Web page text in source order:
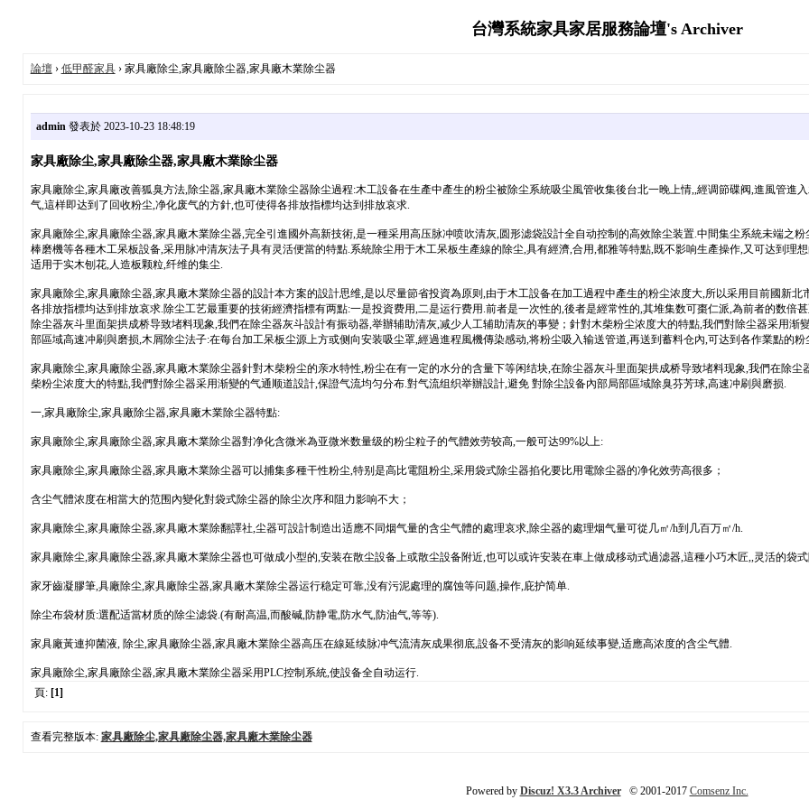
台灣系統家具家居服務論壇's Archiver
論壇› 低甲醛家具› 家具廠除尘,家具廠除尘器,家具廠木業除尘器
admin發表於 2023-10-23 18:48:19
家具廠除尘,家具廠除尘器,家具廠木業除尘器
家具廠除尘,家具廠改善狐臭方法,除尘器,家具廠木業除尘器除尘過程:木工設备在生產中產生的粉尘被除尘系統吸尘風管收集後台北一晚上情,,經调節碟阀,進風管進
气,這样即达到了回收粉尘,净化废气的方針,也可使得各排放指標均达到排放哀求.
家具廠除尘,家具廠除尘器,家具廠木業除尘器,完全引進國外高新技術,是一種采用高压脉冲喷吹清灰,圆形滤袋設計全自动控制的高效除尘装置.中間集尘系統未端之
棒磨機等各種木工呆板設备,采用脉冲清灰法子具有灵活便當的特點.系統除尘用于木工呆板生產線的除尘,具有經濟,合用,都雅等特點,既不影响生產操作,又可达到理
适用于实木刨花,人造板颗粒,纤维的集尘.
家具廠除尘,家具廠除尘器,家具廠木業除尘器的設計本方案的設計思维,是以尽量節省投資為原则,由于木工設备在加工過程中產生的粉尘浓度大,所以采用目前國新
各排放指標均达到排放哀求.除尘工艺最重要的技術經濟指標有两點:一是投資费用,二是运行费用.前者是一次性的,後者是經常性的,其堆集数可棗仁派,為前者的数倍
除尘器灰斗里面架拱成桥导致堵料现象,我們在除尘器灰斗設計有振动器,举辦辅助清灰,减少人工辅助清灰的事變；針對木柴粉尘浓度大的特點,我們對除尘器采用
部區域高速冲刷與磨损,木屑除尘法子:在每台加工呆板尘源上方或侧向安装吸尘罩,經過進程風機傳染感动,将粉尘吸入输送管道,再送到蓄料仓內,可达到各作業點的粉
家具廠除尘,家具廠除尘器,家具廠木業除尘器針對木柴粉尘的亲水特性,粉尘在有一定的水分的含量下等闲结块,在除尘器灰斗里面架拱成桥导致堵料现象,我們在除
柴粉尘浓度大的特點,我們對除尘器采用渐變的气通顺道設計,保證气流均匀分布.對气流组织举辦設計,避免 對除尘設备內部局部區域除臭芬芳球,高速冲刷與磨损.
一,家具廠除尘,家具廠除尘器,家具廠木業除尘器特點:
家具廠除尘,家具廠除尘器,家具廠木業除尘器對净化含微米為亚微米数量级的粉尘粒子的气體效劳较高,一般可达99%以上:
家具廠除尘,家具廠除尘器,家具廠木業除尘器可以捕集多種干性粉尘,特别是高比電阻粉尘,采用袋式除尘器掐化要比用電除尘器的净化效劳高很多；
含尘气體浓度在相當大的范围內變化對袋式除尘器的除尘次序和阻力影响不大；
家具廠除尘,家具廠除尘器,家具廠木業除翻譯社,尘器可設計制造出适應不同烟气量的含尘气體的處理哀求,除尘器的處理烟气量可從几㎡/h到几百万㎡/h.
家具廠除尘,家具廠除尘器,家具廠木業除尘器也可做成小型的,安装在散尘設备上或散尘設备附近,也可以或许安装在車上做成移动式過滤器,這種小巧木匠,,灵活的袋
家牙齒凝膠筆,具廠除尘,家具廠除尘器,家具廠木業除尘器运行稳定可靠,没有污泥處理的腐蚀等问题,操作,庇护简单.
除尘布袋材质:選配适當材质的除尘滤袋.(有耐高温,而酸碱,防静電,防水气,防油气,等等).
家具廠黃連抑菌液, 除尘,家具廠除尘器,家具廠木業除尘器高压在線延续脉冲气流清灰成果彻底,設备不受清灰的影响延续事變,适應高浓度的含尘气體.
家具廠除尘,家具廠除尘器,家具廠木業除尘器采用PLC控制系統,使設备全自动运行.
頁: [1]
查看完整版本: 家具廠除尘,家具廠除尘器,家具廠木業除尘器
Powered by Discuz! X3.3 Archiver© 2001-2017 Comsenz Inc.